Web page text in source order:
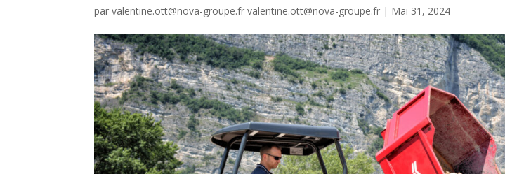
parvalentine.ott@nova-groupe.fr valentine.ott@nova-groupe.fr | Mai 31, 2024